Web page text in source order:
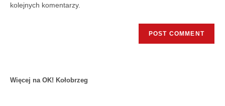
kolejnych komentarzy.
Więcej na OK! Kołobrzeg